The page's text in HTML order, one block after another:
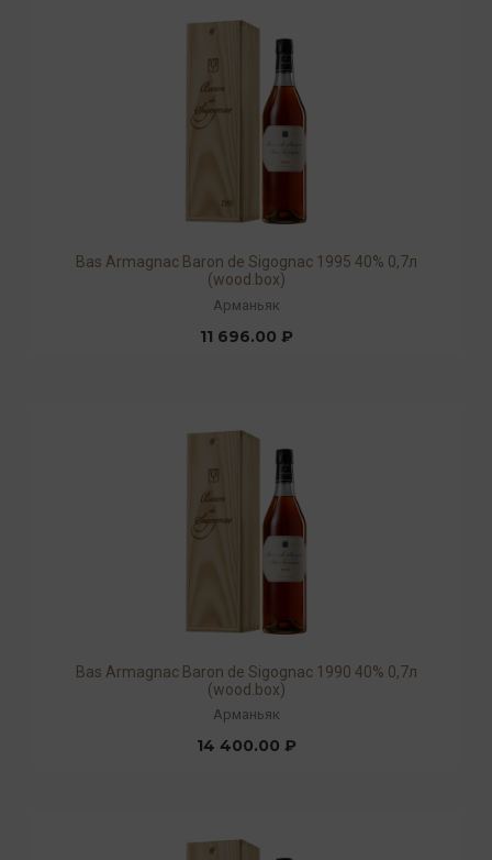
Bas Armagnac Baron de Sigognac 1995 40% 0,7л
(wood.box)
Арманьяк
11 696.00 ₽
Bas Armagnac Baron de Sigognac 1990 40% 0,7л
(wood.box)
Арманьяк
14 400.00 ₽